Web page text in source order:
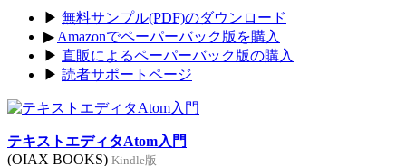
▶ 無料サンプル(PDF)のダウンロード
▶ Amazonでペーパーバック版を購入
▶ 直販によるペーパーバック版の購入
▶ 読者サポートページ
テキストエディタAtom入門
(OIAX BOOKS) Kindle版